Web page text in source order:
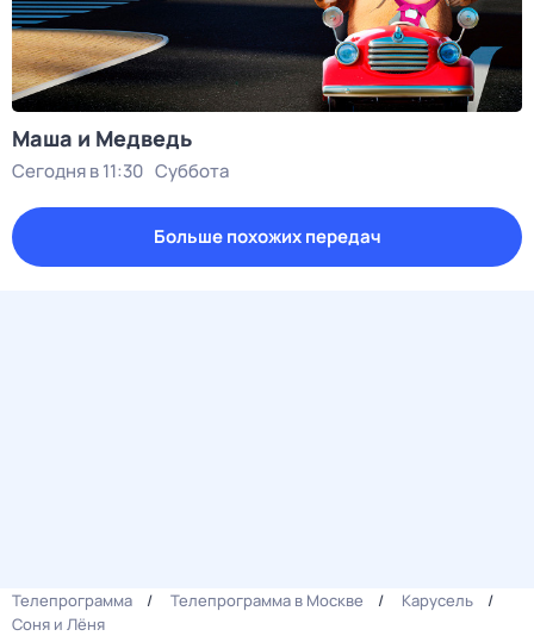
Маша и Медведь
Сегодня в 11:30 Суббота
Больше похожих передач
Телепрограмма Телепрограмма в Москве
Карусель
Соня и Лёня